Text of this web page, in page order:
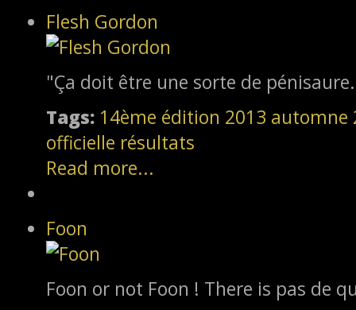
Flesh Gordon
"Ça doit être une sorte de
Tags: 14ème édition 2013 automne
officielle résultats
Read more...
Foon
Foon or not Foon ! There is pas de